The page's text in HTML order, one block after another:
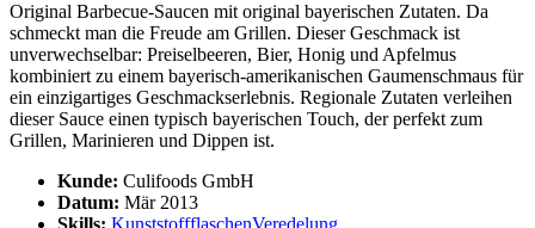
Original Barbecue-Saucen mit original bayerischen Zutaten. Da
schmeckt man die Freude am Grillen. Dieser Geschmack ist
unverwechselbar: Preiselbeeren, Bier, Honig und Apfelmus
kombiniert zu einem bayerisch-amerikanischen Gaumenschmaus für
ein einzigartiges Geschmackserlebnis. Regionale Zutaten verleihen
dieser Sauce einen typisch bayerischen Touch, der perfekt zum
Grillen, Marinieren und Dippen ist.
Kunde: Culifoods GmbH
Datum: Mär 2013